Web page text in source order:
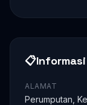
📋
ALAMAT
Perumputan,